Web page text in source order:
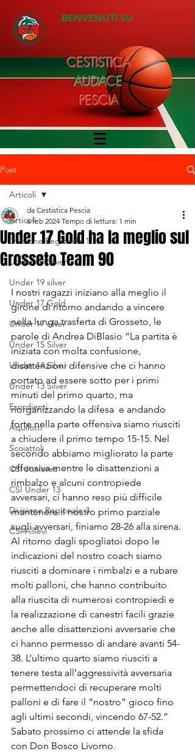
BENVENUTI SU
CESTISTICA
AUDACE
PESCIA
Post
Articoli
Divisione Regionale 1
Under 20 Silver
Under 19 silver
Under 17 Gold
Under 17 silver
Under 15 Silver
Under 14 Silver
Under 13 Silver
Esordienti
Aquilotti
Scoiattoli
CSI Juniores
CSI Under 13
Divisione Regionale 3
CSI Allievi
Articoli
Under 17 Gold ha la meglio sul
Grosseto Team 90
da Cestistica Pescia
6 feb 2024 Tempo di lettura: 1 min
I nostri ragazzi iniziano alla meglio il
girone di ritorno andando a vincere
nella lunga trasferta di Grosseto, le
parole di Andrea DiBlasio “La partita è
iniziata con molta confusione,
disattenzioni difensive che ci hanno
portato ad essere sotto per i primi
minuti del primo quarto, ma
riorganizzando la difesa  e andando
forte nella parte offensiva siamo riusciti
a chiudere il primo tempo 15-15. Nel
secondo abbiamo migliorato la parte
offensiva mentre le disattenzioni a
rimbalzo e alcuni contropiede
avversari, ci hanno reso più difficile
mantenere il nostro primo parziale
sugli avversari, finiamo 28-26 alla sirena.
Al ritorno dagli spogliatoi dopo le
indicazioni del nostro coach siamo
riusciti a dominare i rimbalzi e a rubare
molti palloni, che hanno contribuito
alla riuscita di numerosi contropiedi e
la realizzazione di canestri facili grazie
anche alle disattenzioni avversarie che
ci hanno permesso di andare avanti 54-
38. L’ultimo quarto siamo riusciti a
tenere testa all’aggressività avversaria
permettendoci di recuperare molti
palloni e di fare il “nostro” gioco fino
agli ultimi secondi, vincendo 67-52.”
Sabato prossimo ci attende la sfida
con Don Bosco Livorno.